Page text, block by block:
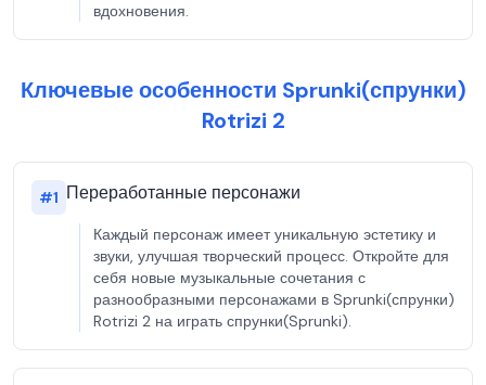
вдохновения.
Ключевые особенности Sprunki(спрунки)
Rotrizi 2
#1 Переработанные персонажи
Каждый персонаж имеет уникальную эстетику и
звуки, улучшая творческий процесс. Откройте для
себя новые музыкальные сочетания с
разнообразными персонажами в Sprunki(спрунки)
Rotrizi 2 на играть спрунки(Sprunki).